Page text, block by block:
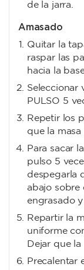
de la jarra.
Amasado
Quitar la
raspar las
hacia la
Seleccionar
PULSO 5
Repetir los
que la masa
Para sacar
pulso 5
despegarla
abajo sobre
engrasado
Repartir la
uniforme
Dejar que
Precalentar